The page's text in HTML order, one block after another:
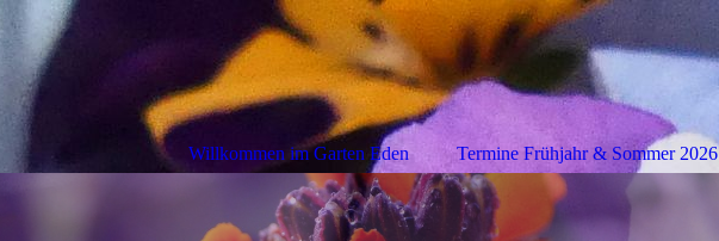
Willkommen im Garten Eden Termine Frühjahr & Sommer 2026